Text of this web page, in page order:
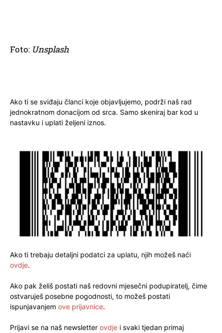
Foto: Unsplash
Ako ti se sviđaju članci koje objavljujemo, podrži naš rad
jednokratnom donacijom od srca. Samo skeniraj bar kod u
nastavku i uplati željeni iznos.
Ako ti trebaju detaljni podatci za uplatu, njih možeš naći
ovdje.
Ako pak želiš postati naš redovni mjesečni podupiratelj, čime
ostvaruješ posebne pogodnosti, to možeš postati
ispunjavanjem ove prijavnice.
Prijavi se na naš newsletter ovdje i svaki tjedan primaj